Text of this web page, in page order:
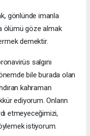
gönlünde imanla
ölümü göze almak
demektir.
salgını
bile burada olan
kahraman
ediyorum. Onların
etmeyeceğimizi,
istiyorum.